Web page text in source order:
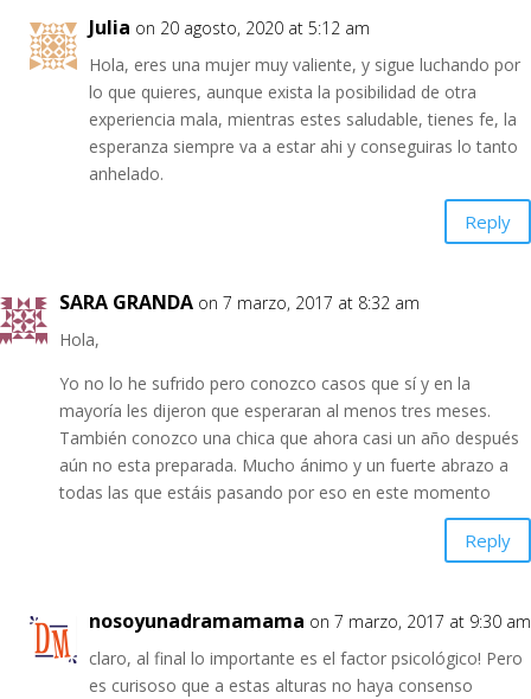
Julia on 20 agosto, 2020 at 5:12 am
Hola, eres una mujer muy valiente, y sigue luchando por
lo que quieres, aunque exista la posibilidad de otra
experiencia mala, mientras estes saludable, tienes fe, la
esperanza siempre va a estar ahi y conseguiras lo tanto
anhelado.
Reply
SARA GRANDA on 7 marzo, 2017 at 8:32 am
Hola,
Yo no lo he sufrido pero conozco casos que sí y en la
mayoría les dijeron que esperaran al menos tres meses.
También conozco una chica que ahora casi un año después
aún no esta preparada. Mucho ánimo y un fuerte abrazo a
todas las que estáis pasando por eso en este momento
Reply
nosoyunadramamama on 7 marzo, 2017 at 9:30 am
claro, al final lo importante es el factor psicológico! Pero
es curisoso que a estas alturas no haya consenso